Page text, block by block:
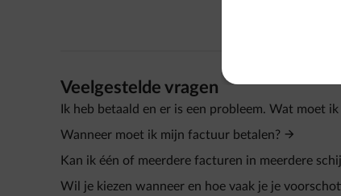
Veelgestelde vragen
Ik heb betaald en er is een probleem. Wat moet ik
Wanneer moet ik mijn factuur betalen?
Kan ik één of meerdere facturen in meerdere
Wil je kiezen wanneer en hoe vaak je je